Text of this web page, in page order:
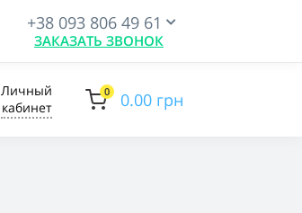
+38 093 806 49 61
ЗАКАЗАТЬ ЗВОНОК
Личный
кабинет
0 0.00 грн